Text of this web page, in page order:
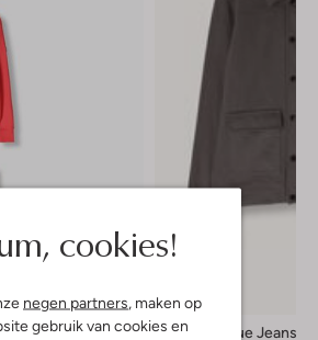
cookies!
negen partners , maken op
gebruik van cookies en
-50%
Indian Blue Jeans